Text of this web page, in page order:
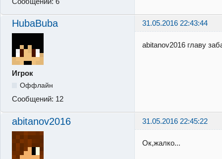
HubaBuba 31.05.2016 22:43:44
Игрок
Оффлайн
Сообщений: 12
abitanov2016 главу
abitanov2016 31.05.2016 22:45:22
Ок,жалко...